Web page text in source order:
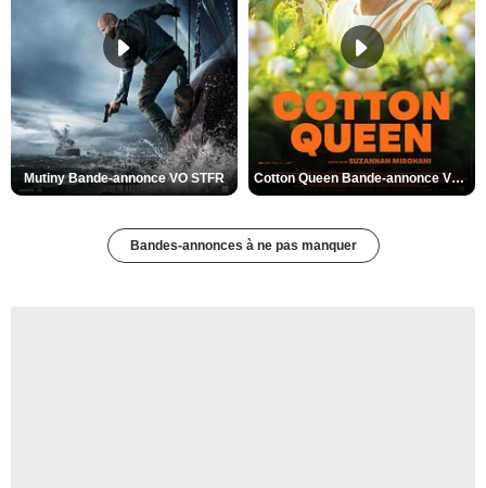
Mutiny Bande-annonce VO STFR Cotton Queen Bande-annonce VO STFR
Bandes-annonces à ne pas manquer